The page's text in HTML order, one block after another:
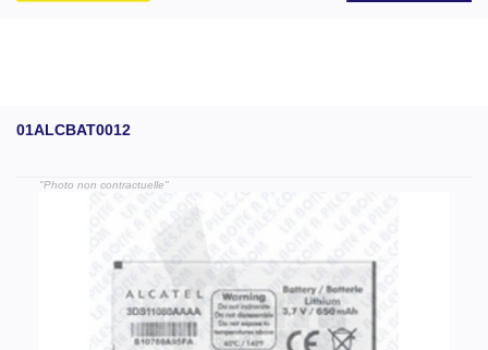
01ALCBAT0012
"Photo non contractuelle"